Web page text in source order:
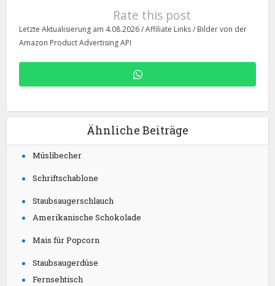
Rate this post
Letzte Aktualisierung am 4.08.2026 / Affiliate Links / Bilder von der
Amazon Product Advertising API
Ähnliche Beiträge
Müslibecher
Schriftschablone
Staubsaugerschlauch
Amerikanische Schokolade
Mais für Popcorn
Staubsaugerdüse
Fernsehtisch